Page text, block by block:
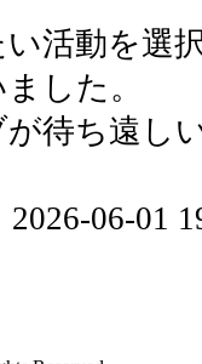
活動を選
した。
が待ち遠し
2026-06-01